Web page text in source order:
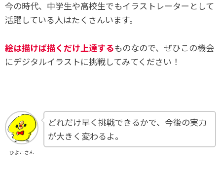
今の時代、中学生や高校生でもイラストレーターとして
活躍している人はたくさんいます。
絵は描けば描くだけ上達するものなので、ぜひこの機会
にデジタルイラストに挑戦してみてください！
ひよこさん
どれだけ早く挑戦できるかで、今後の実力
が大きく変わるよ。